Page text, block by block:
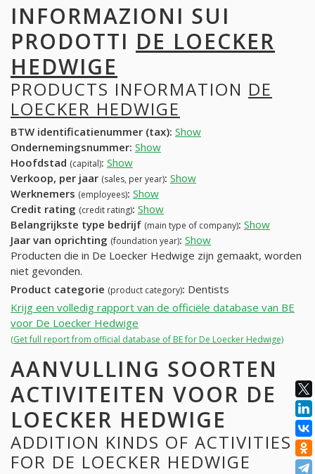
INFORMAZIONI SUI
PRODOTTI DE LOECKER
HEDWIGE
PRODUCTS INFORMATION DE
LOECKER HEDWIGE
BTW identificatienummer (tax): Show
Ondernemingsnummer: Show
Hoofdstad (capital): Show
Verkoop, per jaar (sales, per year): Show
Werknemers (employees): Show
Credit rating (credit rating): Show
Belangrijkste type bedrijf (main type of company): Show
Jaar van oprichting (foundation year): Show
Producten die in De Loecker Hedwige zijn gemaakt, worden
niet gevonden.
Product categorie (product category): Dentists
Krijg een volledig rapport van de officiële database van BE
voor De Loecker Hedwige
(Get full report from official database of BE for De Loecker Hedwige)
AANVULLING SOORTEN
ACTIVITEITEN VOOR DE
LOECKER HEDWIGE
ADDITION KINDS OF ACTIVITIES
FOR DE LOECKER HEDWIGE